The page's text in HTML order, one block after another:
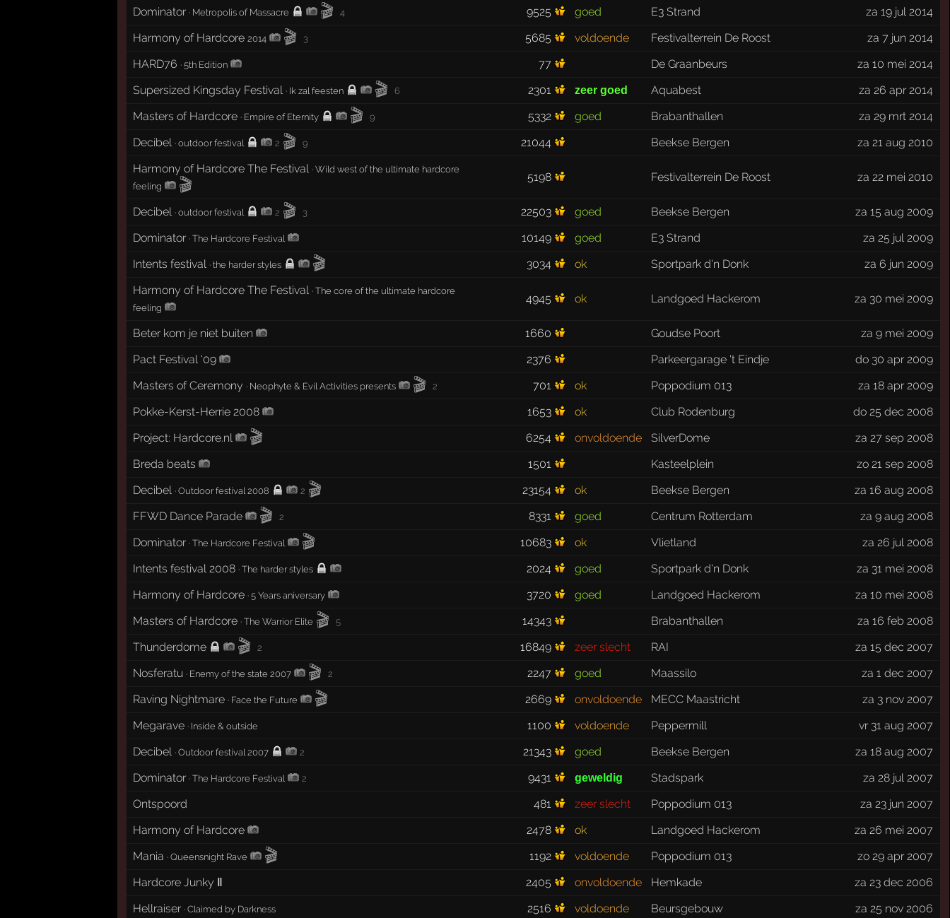
Dominator · Metropolis of Massacre 🎬 4 9525 goed E3 Strand
za 19 jul 2014
Harmony of Hardcore2014 🎬 3 5685 voldoende Festivalterrein De Roost
za 7 jun 2014
HARD76 ·5th Edition 77 De Graanbeurs
za 10 mei 2014
Supersized Kingsday Festival · Ik zal feesten 🎬 6 2301 zeer goed Aquabest
za 26 apr 2014
Masters of Hardcore · Empire of Eternity 🎬 9 5332 goed Brabanthallen
za 29 mrt 2014
Decibel ·outdoor festival 2 🎬 9 21044 Beekse Bergen
za 21 aug 2010
Harmony of Hardcore The Festival · Wild west of the ultimate hardcore
feeling
🎬 5198 Festivalterrein De Roost za 22 mei 2010
Decibel ·outdoor festival 2 🎬 3 22503 goed Beekse Bergen
za 15 aug 2009
Dominator ·The Hardcore Festival 10149 goed E3 Strand
za 25 jul 2009
Intents festival ·the harder styles 🎬 3034 ok Sportpark d'n Donk
za 6 jun 2009
Harmony of Hardcore The Festival · The core of the ultimate hardcore
feeling
4945 ok Landgoed Hackerom za 30 mei 2009
Beter kom je niet buiten 1660 Goudse Poort
za 9 mei 2009
Pact Festival '09
2376 Parkeergarage 't Eindje
do 30 apr 2009
Masters of Ceremony · Neophyte & Evil Activities presents 🎬 2 701 ok Poppodium 013
za 18 apr 2009
Pokke-Kerst-Herrie 2008
1653 ok Club Rodenburg
do 25 dec 2008
Project: Hardcore.nl
🎬 6254 onvoldoende SilverDome
za 27 sep 2008
Breda beats
1501 Kasteelplein
zo 21 sep 2008
Decibel ·Outdoor festival 2008 2 🎬 23154 ok Beekse Bergen
za 16 aug 2008
FFWD Dance Parade
🎬 2 8331 goed Centrum Rotterdam
za 9 aug 2008
Dominator ·The Hardcore Festival 🎬 10683 ok Vlietland
za 26 jul 2008
Intents festival 2008 ·The harder styles 2024 goed Sportpark d'n Donk
za 31 mei 2008
Harmony of Hardcore ·5 Years aniversary 3720 goed Landgoed Hackerom
za 10 mei 2008
Masters of Hardcore ·The Warrior Elite 🎬 5 14343 Brabanthallen
za 16 feb 2008
Thunderdome
🎬 2 16849 zeer slecht RAI
za 15 dec 2007
Nosferatu · Enemy of the state 2007 🎬 2 2247 goed Maassilo
za 1 dec 2007
Raving Nightmare · Face the Future 🎬 2669 onvoldoende MECC Maastricht
za 3 nov 2007
Megarave · Inside & outside 1100 voldoende Peppermill
vr 31 aug 2007
Decibel ·Outdoor festival 2007 2 21343 goed Beekse Bergen
za 18 aug 2007
Dominator ·The Hardcore Festival 2 9431 geweldig Stadspark
za 28 jul 2007
Ontspoord
481 zeer slecht Poppodium 013
za 23 jun 2007
Harmony of Hardcore
2478 ok Landgoed Hackerom
za 26 mei 2007
Mania ·Queensnight Rave 🎬 1192 voldoende Poppodium 013
zo 29 apr 2007
Hardcore Junky Ⅱ
2405 onvoldoende Hemkade
za 23 dec 2006
Hellraiser ·Claimed by Darkness 2516 voldoende Beursgebouw
za 25 nov 2006